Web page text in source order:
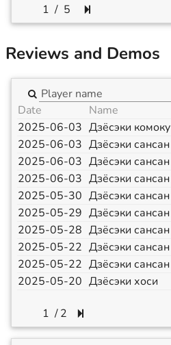
/ 5
Reviews and Demos
Date Name
2025-06-03 Дзёсэки комоку
2025-06-03 Дзёсэки сансан
2025-06-03 Дзёсэки сансан
2025-06-03 Дзёсэки сансан
2025-05-30 Дзёсэки сансан
2025-05-29 Дзёсэки сансан
2025-05-28 Дзёсэки сансан
2025-05-22 Дзёсэки сансан
2025-05-22 Дзёсэки сансан
2025-05-20 Дзёсэки хоси
/2